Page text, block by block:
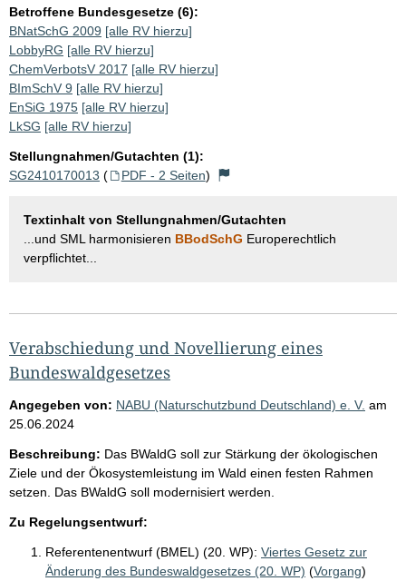
Betroffene Bundesgesetze (6):
BNatSchG 2009 [alle RV hierzu]
LobbyRG [alle RV hierzu]
ChemVerbotsV 2017 [alle RV hierzu]
BImSchV 9 [alle RV hierzu]
EnSiG 1975 [alle RV hierzu]
LkSG [alle RV hierzu]
Stellungnahmen/Gutachten (1):
SG2410170013 ( PDF - 2 Seiten)
Textinhalt von Stellungnahmen/Gutachten
...und SML harmonisieren BBodSchG Europerechtlich
verpflichtet...
Verabschiedung und Novellierung eines
Bundeswaldgesetzes
Angegeben von: NABU (Naturschutzbund Deutschland) e. V. am
25.06.2024
Beschreibung: Das BWaldG soll zur Stärkung der ökologischen
Ziele und der Ökosystemleistung im Wald einen festen Rahmen
setzen. Das BWaldG soll modernisiert werden.
Zu Regelungsentwurf:
Referentenentwurf (BMEL) (20. WP): Viertes Gesetz zur
Änderung des Bundeswaldgesetzes (20. WP) (Vorgang)